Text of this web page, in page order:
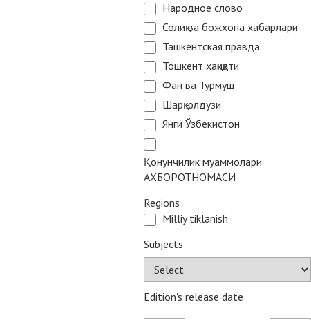
Народное слово
Солиқ ва божхона хабарлари
Ташкентская правда
Тошкент ҳақиқати
Фан ва Турмуш
Шарқ юлдузи
Янги Ўзбекистон
Қонунчилик муаммолари
АХБОРОТНОМАСИ
Regions
Milliy tiklanish
Subjects
Edition's release date